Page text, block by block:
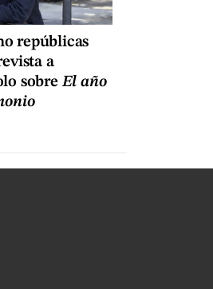
repúblicas
a
sobreEl año